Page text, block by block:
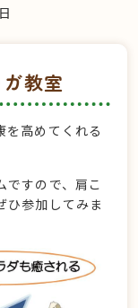
教室
を高めてくれる
ですので、肩こ
ひ参加してみま